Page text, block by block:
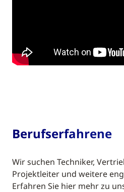
Berufserfahrene
Wir suchen Techniker,
Projektleiter und weitere
Erfahren Sie hier mehr zu